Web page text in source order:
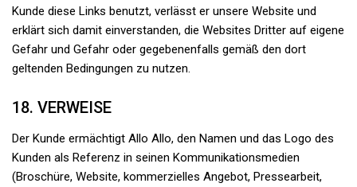
Kunde diese Links benutzt, verlässt er unsere Website und
erklärt sich damit einverstanden, die Websites Dritter auf eigene
Gefahr und Gefahr oder gegebenenfalls gemäß den dort
geltenden Bedingungen zu nutzen.
18. VERWEISE
Der Kunde ermächtigt Allo Allo, den Namen und das Logo des
Kunden als Referenz in seinen Kommunikationsmedien
(Broschüre, Website, kommerzielles Angebot, Pressearbeit,